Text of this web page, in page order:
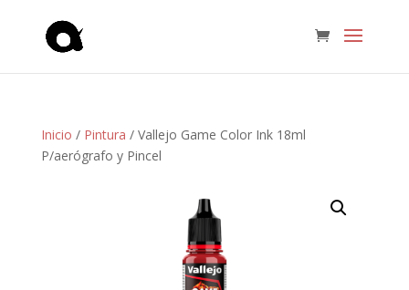
Inicio / Pintura / Vallejo Game Color Ink 18ml
P/aerógrafo y Pincel